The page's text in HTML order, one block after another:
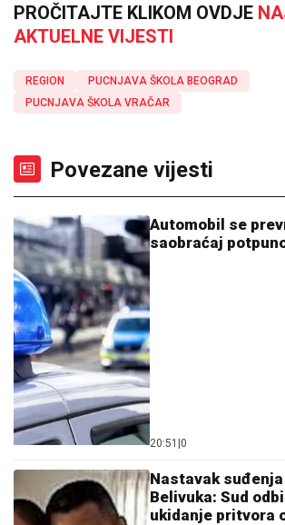
PROČITAJTE KLIKOM OVDJE
AKTUELNE VIJESTI
REGION
PUCNJAVA ŠKOLA BEOGRAD
PUCNJAVA ŠKOLA VRAČAR
Povezane vijesti
Automobil se
saobraćaj
20:51 |0
Nastavak
Belivuka: Sud
ukidanje pritvora